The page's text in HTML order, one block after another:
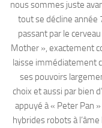
nous sommes juste
tout se décline année
passant par le
Mother », exactement
laisse immédiatement
ses pouvoirs
choix et aussi par bien
appuyé à « Peter Pan
hybrides robots à